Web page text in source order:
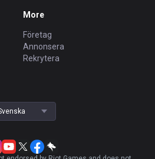
More
Företag
Annonsera
Rekrytera